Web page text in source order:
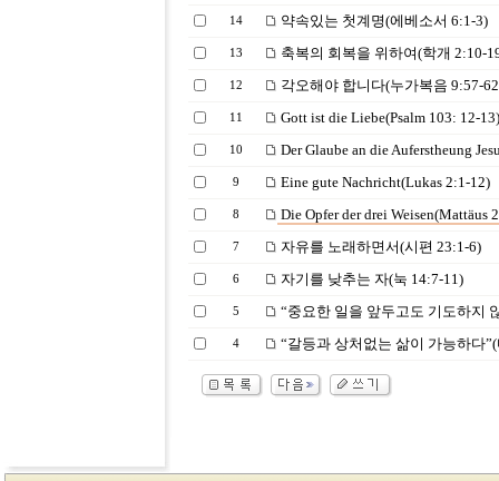
14 약속있는 첫계명(에베소서 6:1-3)
13 축복의 회복을 위하여(학개 2:10-
12 각오해야 합니다(누가복음 9:57-
11 Gott ist die Liebe(Psalm 103: 12-13)
10 Der Glaube an die Auferstheung
9 Eine gute Nachricht(Lukas 2:1-12)
8 Die Opfer der drei Weisen(Mattäus
7 자유를 노래하면서(시편 23:1-6)
6 자기를 낮추는 자(눅 14:7-11)
5 “중요한 일을 앞두고도 기도하지
4 “갈등과 상처없는 삶이 가능하다